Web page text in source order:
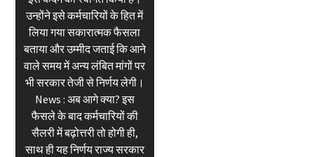
उन्होंने इसे कर्मचारियों के हित में
लिया गया सकारात्मक फैसला
बताया और उम्मीद जताई कि आने
वाले समय में अन्य लंबित मांगों पर
भी सरकार तेजी से निर्णय लेगी।
News : अब आगे क्या? इस
फैसले के बाद कर्मचारियों की
सैलरी में बढ़ोत्तरी तो होगी ही,
साथ ही यह निर्णय राज्य सरकार